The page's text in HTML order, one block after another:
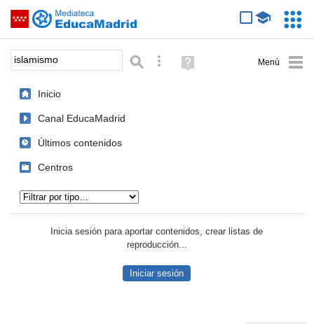
Saltar navegación
Palabra o frase: Búsqueda avanzada
Ayuda
(en
Inicio
Canal EducaMadrid
Últimos contenidos
Centros
Inicia sesión para aportar contenidos, crear listas de
reproducción...
Iniciar sesión